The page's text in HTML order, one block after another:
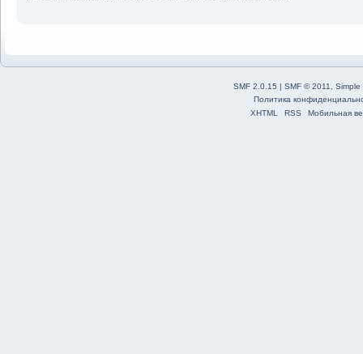
SMF 2.0.15 | SMF © 2011, Simple
Политика
XHTML
RSS Мобильная